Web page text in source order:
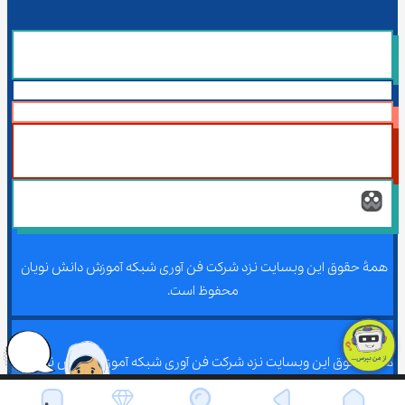
همۀ حقوق این وبسایت نزد شرکت فن آوری شبکه آموزش دانش نویان
محفوظ است.
همۀ حقوق این وبسایت نزد شرکت فن آوری شبکه آموزش دانش نویان
محفوظ است.